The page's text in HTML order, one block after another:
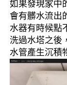
如果發現家中
會有髒水流出
水器有時候點
洗過水塔之後
水管產生沉積